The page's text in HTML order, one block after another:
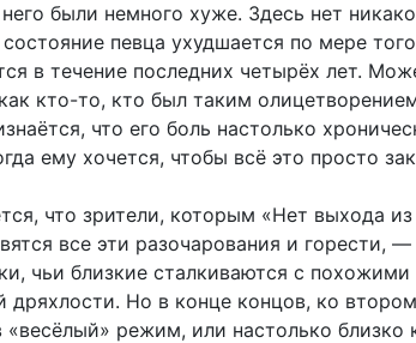
были немного хуже. Здесь нет
певца ухудшается по мере
в течение последних четырёх лет.
кто-то, кто был таким
что его боль настолько
ему хочется, чтобы всё это просто
что зрители, которым «Нет выхода
все эти разочарования и горести, —
чьи близкие сталкиваются с
дряхлости. Но в конце концов, ко
«весёлый» режим, или настолько близко